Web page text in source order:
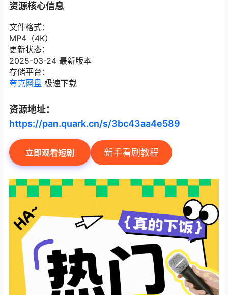
资源核心信息
文件格式：
MP4（4K）
更新状态：
2025-03-24 最新版本
存储平台：
夸克网盘 极速下载
资源地址：
https://pan.quark.cn/s/3bc43aa4e589
立即观看短剧 新手看剧教程